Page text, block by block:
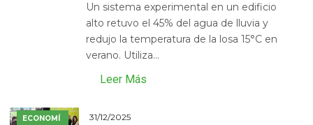
Un sistema experimental en un edificio
alto retuvo el 45% del agua de lluvia y
redujo la temperatura de la losa 15°C en
verano. Utiliza...
Leer Más
ECONOMÍ
31/12/2025